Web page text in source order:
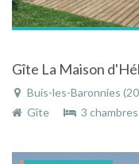
Gîte La Maison
Buis-les-Baronnies (20 km),
Gîte
3 chambres